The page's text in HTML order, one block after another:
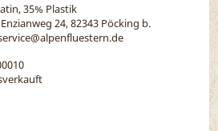
35% Plastik
24, 82343 Pöcking b.